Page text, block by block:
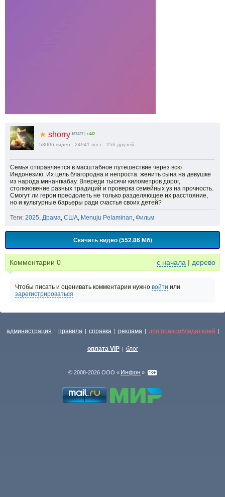
★ shorry 167427 +442
53006 видео 24941 пост 256 друзей
Семья отправляется в масштабное путешествие через всю
Индонезию. Их цель благородна и непроста: женить сына на девушке
из народа минангкабау. Впереди тысячи километров дорог,
столкновение разных традиций и проверка семейных уз на прочность.
Смогут ли герои преодолеть не только разделяющее их расстояние,
но и культурные барьеры ради счастья своих детей?
Теги: 2025, Драма, США, Menuju Pelaminan, Фильм
Скачать видео (552.86 Мб)
Комментарии 0 с начала | дерево
Чтобы писать и оценивать комментарии нужно войти или
зарегистрироваться
администрация | правила | справка | реклама | для правообладателей |
оплата VIP | блог
© 2008-2026 ООО « Инфон »